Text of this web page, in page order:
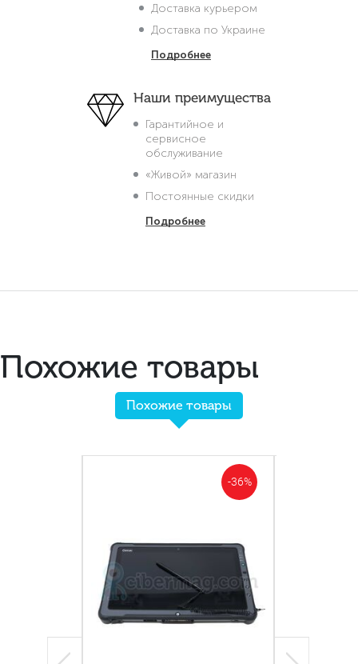
Доставка курьером
Доставка по Украине
Подробнее
Наши преимущества
Гарантийное и
сервисное
обслуживание
«Живой» магазин
Постоянные скидки
Подробнее
Похожие товары
Похожие товары